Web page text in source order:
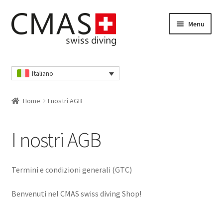
Vai
alla
Vai
al
Menu
I nostri AGB
Informativa sulla privacy
Italiano
Home I nostri AGB
I nostri AGB
Termini e condizioni generali (GTC)
Benvenuti nel CMAS swiss diving Shop!